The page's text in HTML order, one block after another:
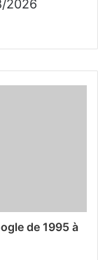
2026
de 1995 à